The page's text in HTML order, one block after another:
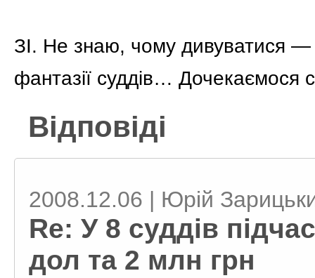
ЗІ. Не знаю, чому дивуватися —
фантазії суддів… Дочекаємося
Відповіді
2008.12.06 | Юрій
Re: У 8 суддів
дол та 2 млн грн